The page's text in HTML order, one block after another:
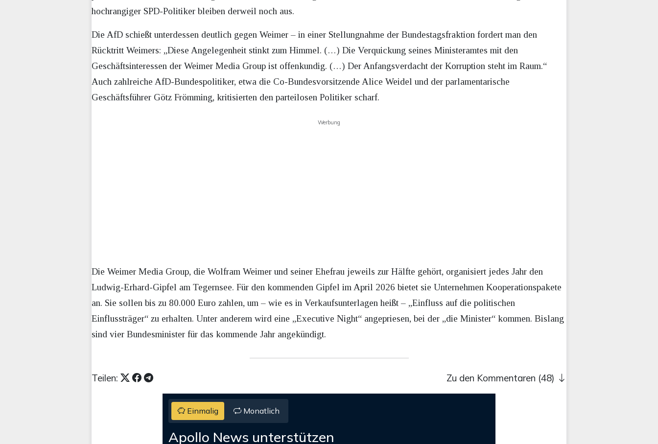
hochrangiger SPD-Politiker bleiben derweil noch aus.
Die AfD schießt unterdessen deutlich gegen Weimer – in einer Stellungnahme der Bundestagsfraktion fordert man den
Rücktritt Weimers: „Diese Angelegenheit stinkt zum Himmel. (…) Die Verquickung seines Ministeramtes mit den
Geschäftsinteressen der Weimer Media Group ist offenkundig. (…) Der Anfangsverdacht der Korruption steht im Raum.“
Auch zahlreiche AfD-Bundespolitiker, etwa die Co-Bundesvorsitzende Alice Weidel und der parlamentarische
Geschäftsführer Götz Frömming, kritisierten den parteilosen Politiker scharf.
Werbung
Die Weimer Media Group, die Wolfram Weimer und seiner Ehefrau jeweils zur Hälfte gehört, organisiert jedes Jahr den
Ludwig-Erhard-Gipfel am Tegernsee. Für den kommenden Gipfel im April 2026 bietet sie Unternehmen Kooperationspakete
an. Sie sollen bis zu 80.000 Euro zahlen, um – wie es in Verkaufsunterlagen heißt – „Einfluss auf die politischen
Einflussträger“ zu erhalten. Unter anderem wird eine „Executive Night“ angepriesen, bei der „die Minister“ kommen. Bislang
sind vier Bundesminister für das kommende Jahr angekündigt.
Teilen: Zu den Kommentaren (48)
Einmalig Monatlich
Apollo News unterstützen